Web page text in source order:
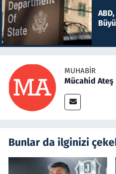
MUHABIR
Mücahid Ateş
Bunlar da ilginizi